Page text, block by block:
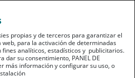
propias y de terceros para garantizar el
para la activación de determinadas
fines analíticos, estadísticos y publicitarios.
dar su consentimiento, PANEL DE
más información y configurar su uso, o